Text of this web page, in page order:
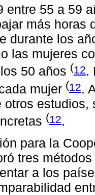
entre 55 a 59
más horas
durante los
las mujeres
50 años (12.
mujer (12.
otros
(12.
para la
tres
a los